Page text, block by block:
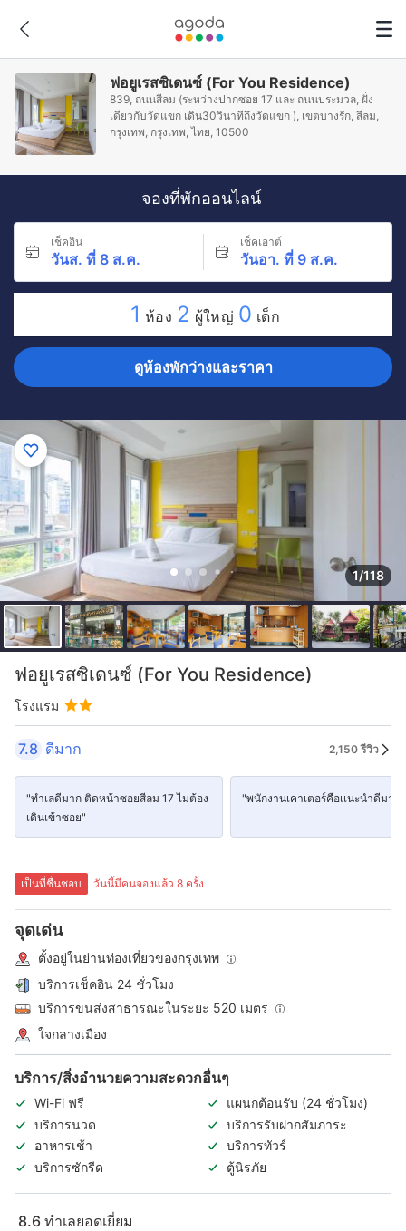
ฟอยูเรสซิเดนซ์ (For You Residence)
839, ถนนสีลม (ระหว่างปากซอย 17 และ ถนนประมวล, ฝั่ง
เดียวกับวัดแขก เดิน30วินาทีถึงวัดแขก ), เขตบางรัก, สีลม,
กรุงเทพ, กรุงเทพ, ไทย, 10500
จองที่พักออนไลน์
เช็คอิน
วันส. ที่ 8 ส.ค.
เช็คเอาต์
วันอา. ที่ 9 ส.ค.
1 ห้อง 2 ผู้ใหญ่ 0 เด็ก
ดูห้องพักว่างและราคา
1/118
ฟอยูเรสซิเดนซ์ (For You Residence)
โรงแรม
7.8 ดีมาก 2,150 รีวิว
"ทำเลดีมาก ติดหน้าซอยสีลม 17 ไม่ต้อง
เดินเข้าซอย"
"พนักงานเคาเตอร์คือเเนะนำดีมาก"
เป็นที่ชื่นชอบ วันนี้มีคนจองแล้ว 8 ครั้ง
จุดเด่น
ตั้งอยู่ในย่านท่องเที่ยวของกรุงเทพ
บริการเช็คอิน 24 ชั่วโมง
บริการขนส่งสาธารณะในระยะ 520 เมตร
ใจกลางเมือง
บริการ/สิ่งอำนวยความสะดวกอื่นๆ
Wi-Fi ฟรี
แผนกต้อนรับ (24 ชั่วโมง)
บริการนวด
บริการรับฝากสัมภาระ
อาหารเช้า
บริการทัวร์
บริการซักรีด
ตู้นิรภัย
8.6 ทำเลยอดเยี่ยม